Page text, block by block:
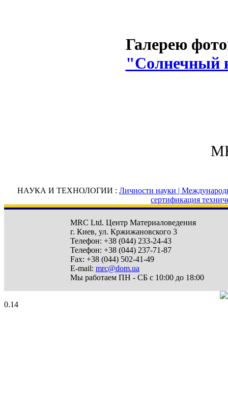
Галерею
"Солнечный
НАУКА И ТЕХНОЛОГИИ : Личности науки |
сертификация
MRC Ltd. Центр Материаловедения
г. Киев, ул. Кржижановского 3
Телефон: +38 (044) 233-24-43
Телефон: +38 (044) 237-71-87
Fax: +38 (044) 502-41-49
E-mail: mrc@dom.ua
Мы работаем ПН - СБ с 10:00 до 18:00
0.14